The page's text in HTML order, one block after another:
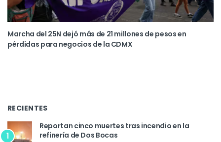
Marcha del 25N dejó más de 21 millones de pesos en
pérdidas para negocios de la CDMX
RECIENTES
1
Reportan cinco muertes tras incendio en la
refinería de Dos Bocas